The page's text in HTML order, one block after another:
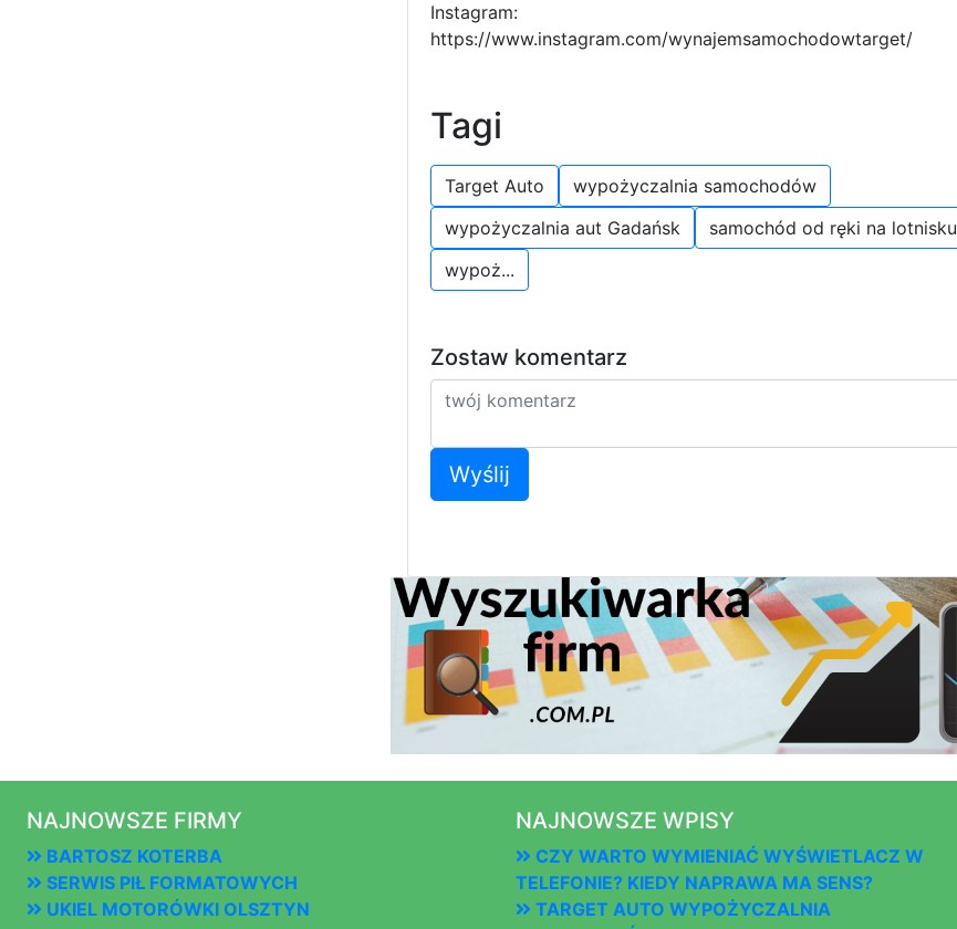
Instagram:
https://www.instagram.com/wynajemsamochodowtarget/
Tagi
Target Auto
wypożyczalnia samochodów
wypożyczalnia aut Gadańsk
samochód od ręki na lotnisku
wypoż...
Zostaw komentarz
Wyślij
NAJNOWSZE FIRMY
BARTOSZ KOTERBA
SERWIS PIŁ FORMATOWYCH
UKIEL MOTORÓWKI OLSZTYN
NAJNOWSZE WPISY
CZY WARTO WYMIENIAĆ WYŚWIETLACZ W
TELEFONIE? KIEDY NAPRAWA MA SENS?
TARGET AUTO WYPOŻYCZALNIA